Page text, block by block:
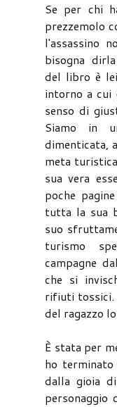
Se per chi
prezzemolo
l'assassino
bisogna
del libro è
intorno a cui
senso di
Siamo in
dimenticata,
meta
sua vera
poche
tutta la sua
suo
turismo
campagne
che si
rifiuti tossici.
del ragazzo
È stata per
ho
dalla gioia